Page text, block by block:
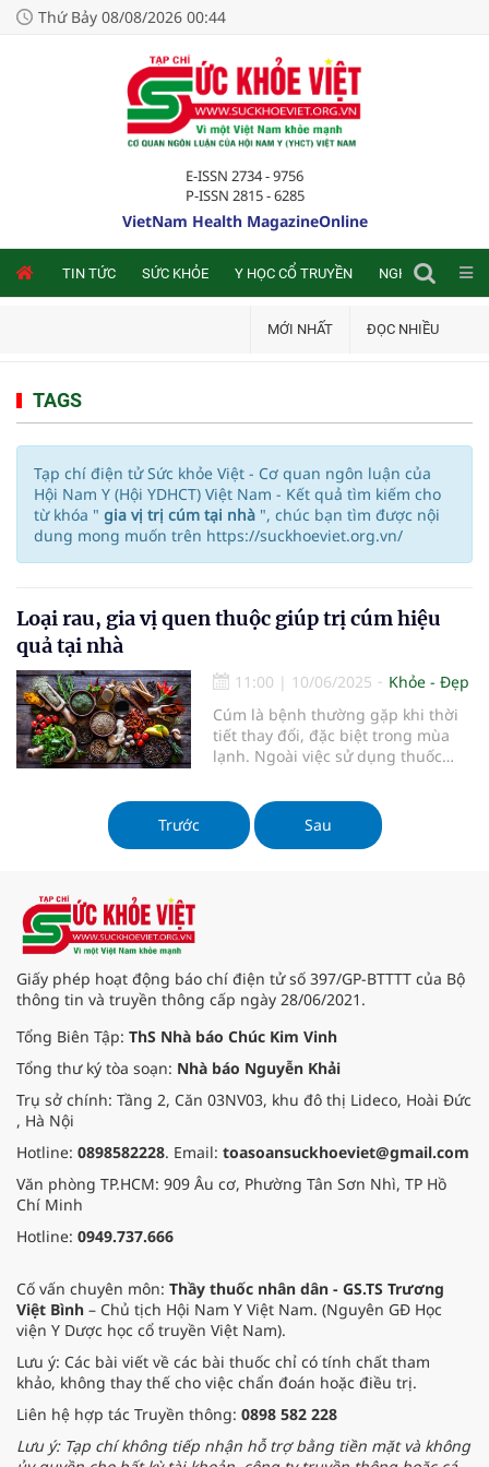
Thứ Bảy 08/08/2026 00:44
E-ISSN 2734 - 9756
P-ISSN 2815 - 6285
VietNam Health MagazineOnline
TIN TỨC SỨC KHỎE Y HỌC CỔ TRUYỀN NGHIÊN CỨU
MỚI NHẤT ĐỌC NHIỀU
TAGS
Tạp chí điện tử Sức khỏe Việt - Cơ quan ngôn luận của
Hội Nam Y (Hội YDHCT) Việt Nam - Kết quả tìm kiếm cho
từ khóa " gia vị trị cúm tại nhà ", chúc bạn tìm được nội
dung mong muốn trên https://suckhoeviet.org.vn/
Loại rau, gia vị quen thuộc giúp trị cúm hiệu
quả tại nhà
11:00 | 10/06/2025
Khỏe - Đẹp
Cúm là bệnh thường gặp khi thời
tiết thay đổi, đặc biệt trong mùa
lạnh. Ngoài việc sử dụng thuốc
thể tận dụng những loại rau, gia vị
quen thuộc trong bếp để hỗ trợ
điều trị cúm ngay tại nhà. Dưới đây
Trước Sau
Giấy phép hoạt động báo chí điện tử số 397/GP-BTTTT của Bộ
thông tin và truyền thông cấp ngày 28/06/2021.
Tổng Biên Tập: ThS Nhà báo Chúc Kim Vinh
Tổng thư ký tòa soạn: Nhà báo Nguyễn Khải
Trụ sở chính: Tầng 2, Căn 03NV03, khu đô thị Lideco, Hoài Đức
, Hà Nội
Hotline: 0898582228. Email: toasoansuckhoeviet@gmail.com
Văn phòng TP.HCM: 909 Âu cơ, Phường Tân Sơn Nhì, TP Hồ
Chí Minh
Hotline: 0949.737.666
Cố vấn chuyên môn: Thầy thuốc nhân dân - GS.TS Trương
Việt Bình – Chủ tịch Hội Nam Y Việt Nam. (Nguyên GĐ Học
viện Y Dược học cổ truyền Việt Nam).
Lưu ý: Các bài viết về các bài thuốc chỉ có tính chất tham
khảo, không thay thế cho việc chẩn đoán hoặc điều trị.
Liên hệ hợp tác Truyền thông: 0898 582 228
Lưu ý: Tạp chí không tiếp nhận hỗ trợ bằng tiền mặt và không